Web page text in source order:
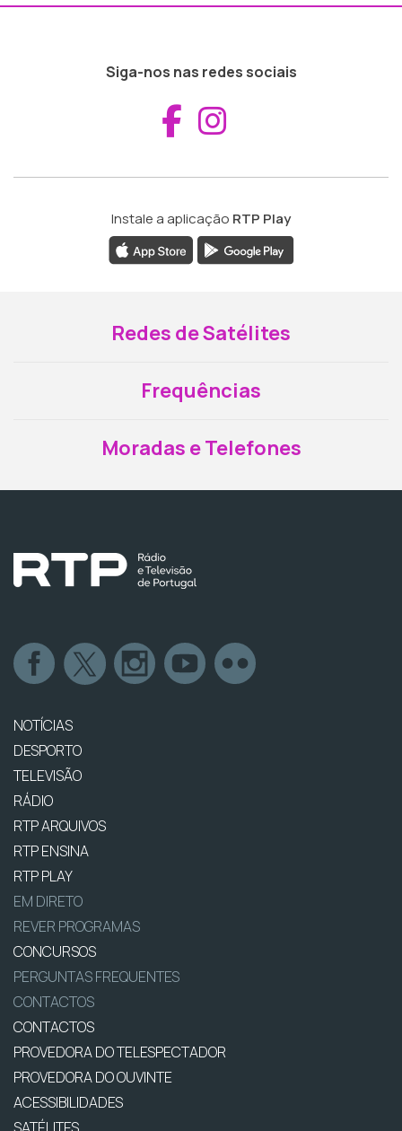
Siga-nos nas redes sociais
Aceder ao
Instale a aplicação RTP Play
Redes de Satélites
Frequências
Moradas e Telefones
NOTÍCIAS
DESPORTO
TELEVISÃO
RÁDIO
RTP ARQUIVOS
RTP ENSINA
RTP PLAY
EM DIRETO
REVER PROGRAMAS
CONCURSOS
PERGUNTAS FREQUENTES
CONTACTOS
CONTACTOS
PROVEDORA DO TELESPECTADOR
PROVEDORA DO OUVINTE
ACESSIBILIDADES